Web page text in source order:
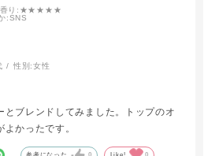
香り :★★★★★
:SNS
性別:女性
とブレンドしてみました。トップのオ
かったです。